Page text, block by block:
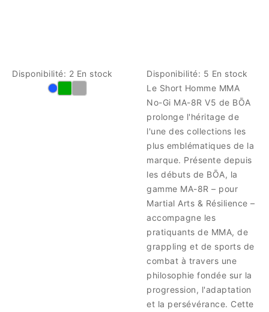
Disponibilité: 2 En stock Disponibilité: 5 En stock
Le Short Homme MMA
No-Gi MA-8R V5 de BŌA
prolonge l'héritage de
l'une des collections les
plus emblématiques de la
marque. Présente depuis
les débuts de BŌA, la
gamme MA-8R – pour
Martial Arts & Résilience –
accompagne les
pratiquants de MMA, de
grappling et de sports de
combat à travers une
philosophie fondée sur la
progression, l'adaptation
et la persévérance. Cette